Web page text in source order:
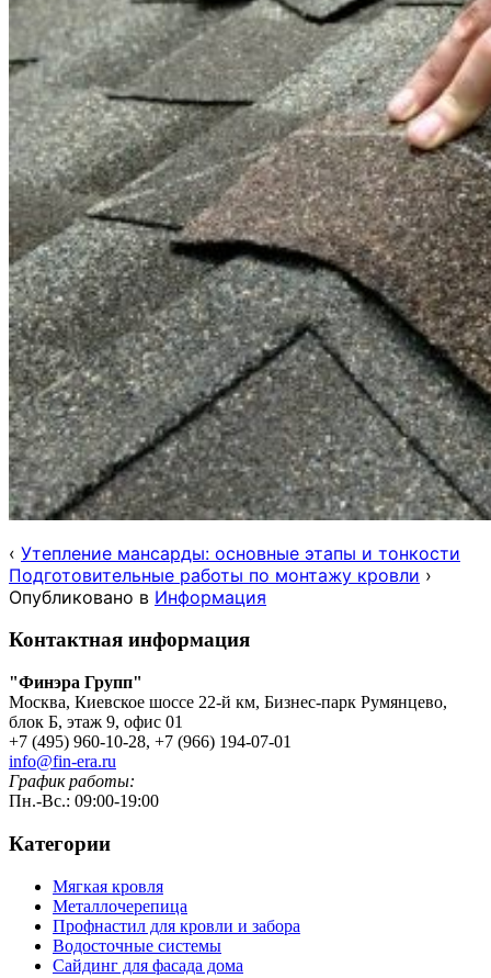
‹ Утепление мансарды: основные этапы и тонкости
Подготовительные работы по монтажу кровли ›
Опубликовано в Информация
Контактная информация
"Финэра Групп"
Москва, Киевское шоссе 22-й км, Бизнес-парк Румянцево,
блок Б, этаж 9, офис 01
+7 (495) 960-10-28, +7 (966) 194-07-01
info@fin-era.ru
График работы:
Пн.-Вс.: 09:00-19:00
Категории
Мягкая кровля
Металлочерепица
Профнастил для кровли и забора
Водосточные системы
Сайдинг для фасада дома